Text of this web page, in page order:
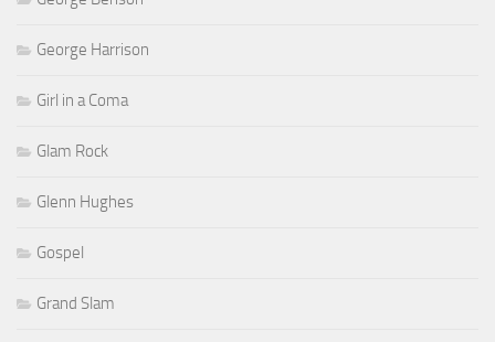
George Harrison
Girl in a Coma
Glam Rock
Glenn Hughes
Gospel
Grand Slam